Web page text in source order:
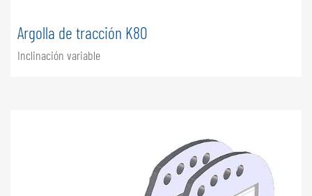
Argolla de tracción K80
Inclinación variable